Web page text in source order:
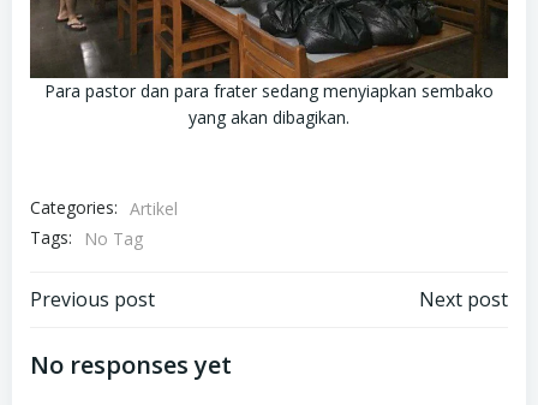
Para pastor dan para frater sedang menyiapkan sembako
yang akan dibagikan.
Categories: Artikel
Tags:
No Tag
Post
navigation
Previous post Next post
No responses yet